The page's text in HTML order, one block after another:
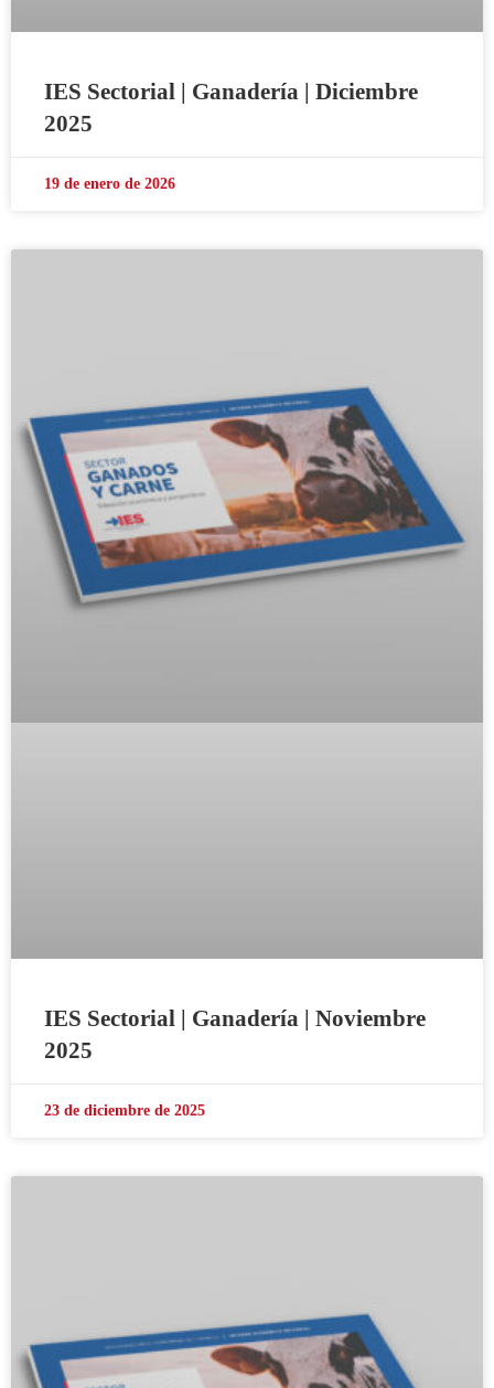
IES Sectorial | Ganadería | Diciembre
2025
19 de enero de 2026
IES Sectorial | Ganadería | Noviembre
2025
23 de diciembre de 2025